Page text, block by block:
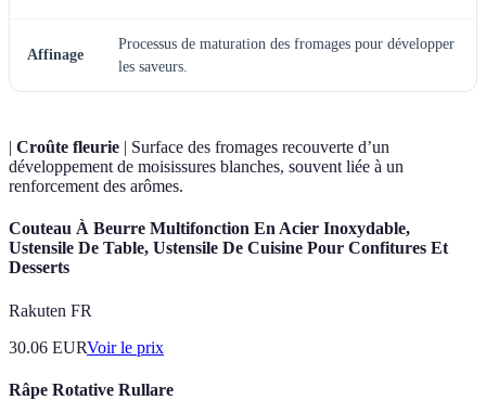
Affinage
Processus de maturation des fromages pour développer
les saveurs.
| Croûte fleurie | Surface des fromages recouverte d’un
développement de moisissures blanches, souvent liée à un
renforcement des arômes.
Couteau À Beurre Multifonction En Acier Inoxydable,
Ustensile De Table, Ustensile De Cuisine Pour Confitures Et
Desserts
Rakuten FR
30.06 EURVoir le prix
Râpe Rotative Rullare